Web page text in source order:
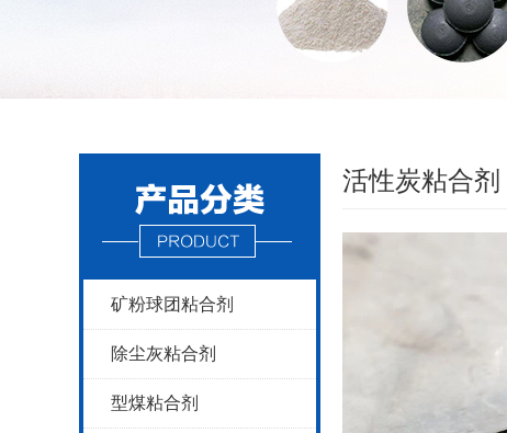
矿粉球团粘合剂
除尘灰粘合剂
型煤粘合剂
活性炭粘合剂